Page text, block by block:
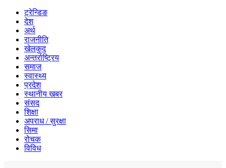
ट्रेन्डिङ
देश
अर्थ
राजनीति
खेलकुद
अन्तर्राष्ट्रिय
समाज
स्वास्थ्य
प्रदेश
स्थानीय खबर
संसद
शिक्षा
अपराध / सुरक्षा
सिमा
रोचक
विविध